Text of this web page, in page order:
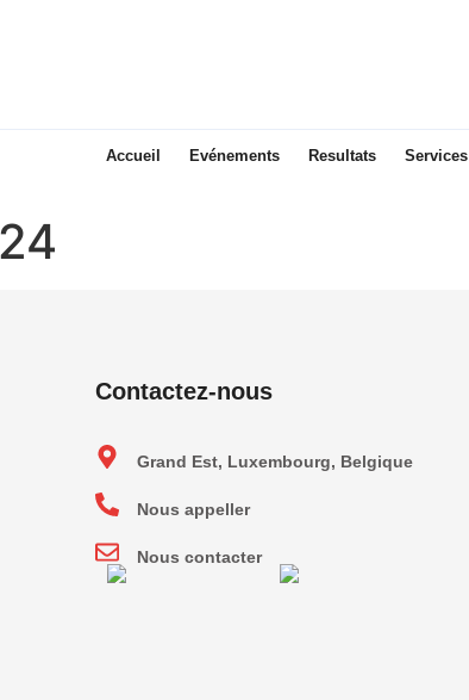
Accueil Evénements Resultats Services
Contactez-nous
Grand Est, Luxembourg, Belgique
Nous appeller
Nous contacter